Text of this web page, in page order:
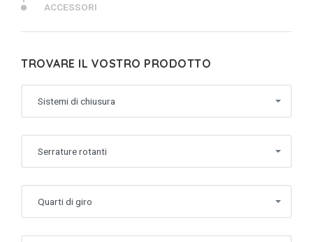
ACCESSORI
TROVARE IL VOSTRO PRODOTTO
Sistemi di chiusura
Serrature rotanti
Quarti di giro